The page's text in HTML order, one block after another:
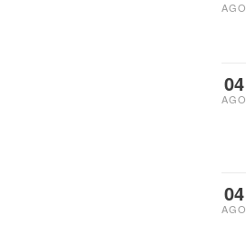
AGO
04
AGO
04
AGO